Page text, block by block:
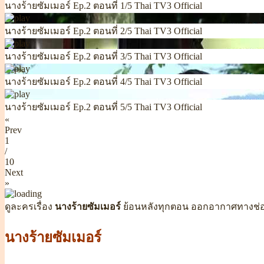
นางร้ายซัมเมอร์ Ep.2 ตอนที่ 1/5 Thai TV3 Official
นางร้ายซัมเมอร์ Ep.2 ตอนที่ 2/5 Thai TV3 Official
นางร้ายซัมเมอร์ Ep.2 ตอนที่ 3/5 Thai TV3 Official
นางร้ายซัมเมอร์ Ep.2 ตอนที่ 4/5 Thai TV3 Official
นางร้ายซัมเมอร์ Ep.2 ตอนที่ 5/5 Thai TV3 Official
«
Prev
1
/
10
Next
»
ดูละครเรื่อง นางร้ายซัมเมอร์ ย้อนหลังทุกตอน ออกอากาศทางช่
นางร้ายซัมเมอร์